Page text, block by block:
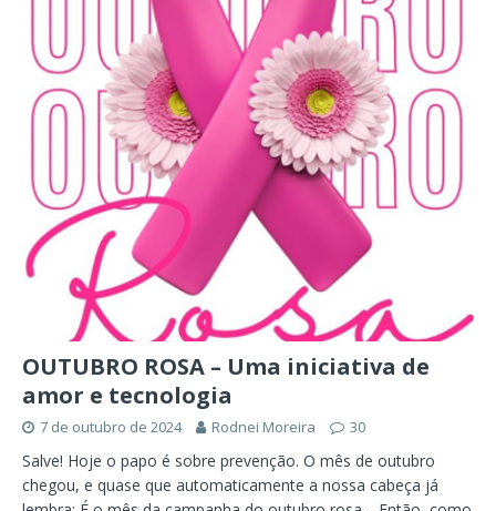
OUTUBRO ROSA – Uma iniciativa de
amor e tecnologia
7 de outubro de 2024 Rodnei Moreira 30
Salve! Hoje o papo é sobre prevenção. O mês de outubro
chegou, e quase que automaticamente a nossa cabeça já